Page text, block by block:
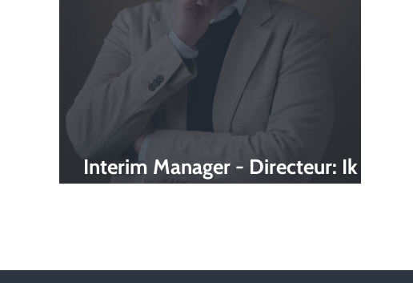
Interim Manager - Directeur: Ik
ben Richard de Moel